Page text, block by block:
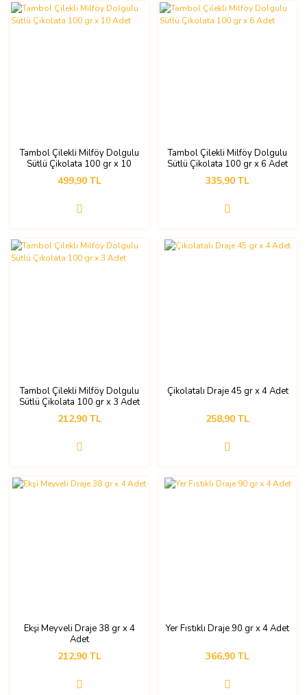
Tambol Çilekli Milföy Dolgulu
Sütlü Çikolata 100 gr x 10
Adet
499,90 TL
Tambol Çilekli Milföy Dolgulu
Sütlü Çikolata 100 gr x 6 Adet
335,90 TL
Tambol Çilekli Milföy Dolgulu
Sütlü Çikolata 100 gr x 3 Adet
212,90 TL
Çikolatalı Draje 45 gr x 4 Adet
258,90 TL
Ekşi Meyveli Draje 38 gr x 4
Adet
212,90 TL
Yer Fıstıklı Draje 90 gr x 4 Adet
366,90 TL